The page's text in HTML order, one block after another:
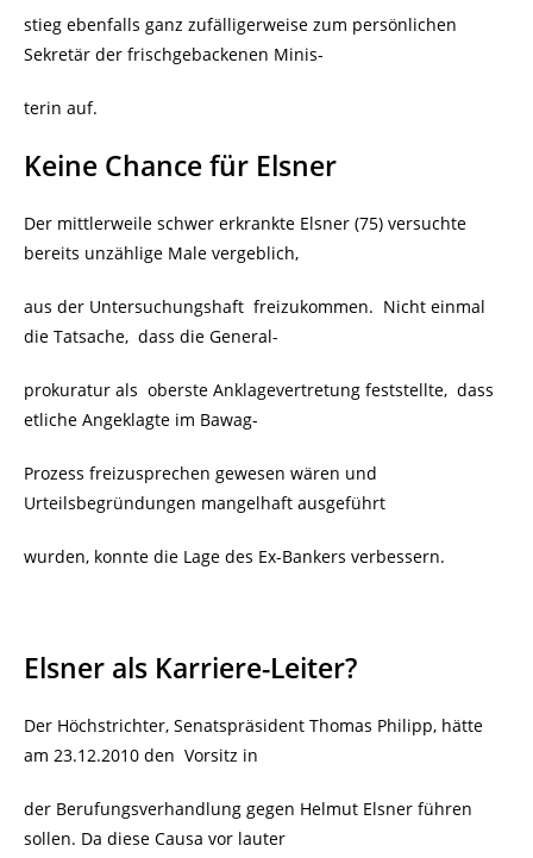
stieg ebenfalls ganz zufälligerweise zum persönlichen
Sekretär der frischgebackenen Minis-
terin auf.
Keine Chance für Elsner
Der mittlerweile schwer erkrankte Elsner (75) versuchte
bereits unzählige Male vergeblich,
aus der Untersuchungshaft freizukommen. Nicht einmal
die Tatsache, dass die General-
prokuratur als oberste Anklagevertretung feststellte, dass
etliche Angeklagte im Bawag-
Prozess freizusprechen gewesen wären und
Urteilsbegründungen mangelhaft ausgeführt
wurden, konnte die Lage des Ex-Bankers verbessern.
Elsner als Karriere-Leiter?
Der Höchstrichter, Senatspräsident Thomas Philipp, hätte
am 23.12.2010 den Vorsitz in
der Berufungsverhandlung gegen Helmut Elsner führen
sollen. Da diese Causa vor lauter